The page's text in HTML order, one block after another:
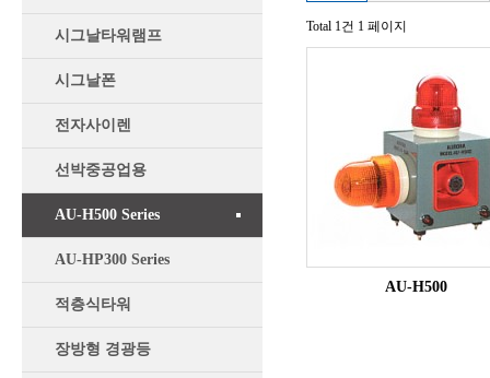
시그날타워램프
시그날폰
전자사이렌
선박중공업용
AU-H500 Series
AU-HP300 Series
적층식타워
장방형 경광등
Total 1건 1 페이지
AU-H500